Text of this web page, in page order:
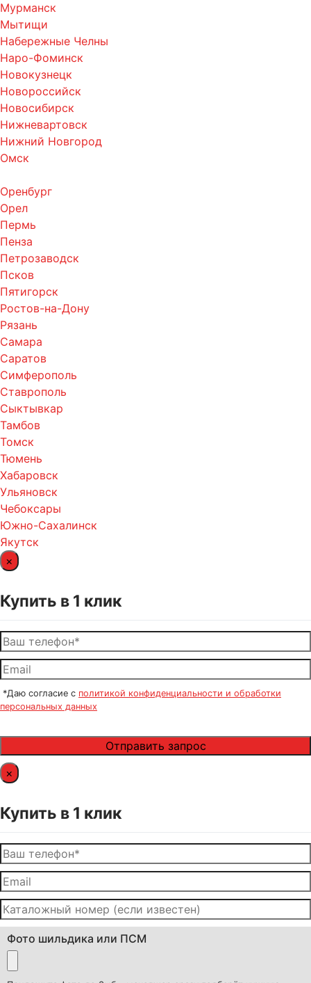
Мурманск
Мытищи
Набережные Челны
Наро-Фоминск
Новокузнецк
Новороссийск
Новосибирск
Нижневартовск
Нижний Новгород
Омск
Оренбург
Орел
Пермь
Пенза
Петрозаводск
Псков
Пятигорск
Ростов-на-Дону
Рязань
Самара
Саратов
Симферополь
Ставрополь
Сыктывкар
Тамбов
Томск
Тюмень
Хабаровск
Ульяновск
Чебоксары
Южно-Сахалинск
Якутск
×
Купить в 1 клик
*Даю согласие с политикой конфиденциальности и обработки
персональных данных
×
Купить в 1 клик
Фото шильдика или ПСМ